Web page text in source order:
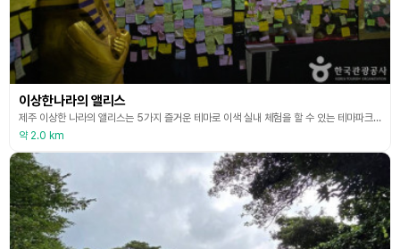
이상한나라의 앨리스
제주 이상한 나라의 앨리스는 5가지 즐거운 테마로 이색 실내 체험을 할 수 있는 테마파크다. 다면체 형상 반사 원리를 이용한 신비롭고 입체적인 거울 미로 탈출, 스릴 넘치는 고대 이집트 피라미드 내부 체험, 빛의 굴절 반사로 시각적 착시를 느낄 수 있는 매직 착시 포토존 촬영 체험, 가족과 연인을 위한 사랑의 자물쇠 보석관 체험, 토네이도 폭풍 속을 온몸으로 전율을 느낄 수 있는 이상한 나라의 앨리스 엔딩 테마 환상의 블랙홀 체험 등이 있다.산방산과 용
약 2.0 km